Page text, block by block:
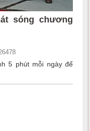
sóng chương
5 phút mỗi ngày để